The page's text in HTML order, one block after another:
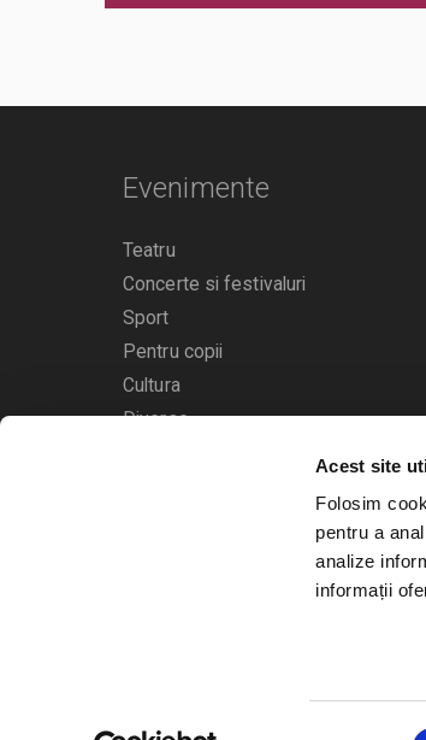
Acest site
Folosim
pentru a
analize
informații
Evenimente
Teatru
Concerte si festivaluri
Sport
Pentru copii
Cultura
Diverse
Calendarul evenimentelor
Bilete.ro